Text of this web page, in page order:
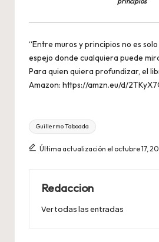
“Entre muros y principios no es
espejo donde cualquiera puede
Para quien quiera profundizar, el
Amazon: https://amzn.eu/d/
Etiquetas:
Guillermo Taboada
Última actualización el octubre 17,
Redaccion
Ver todas las entradas